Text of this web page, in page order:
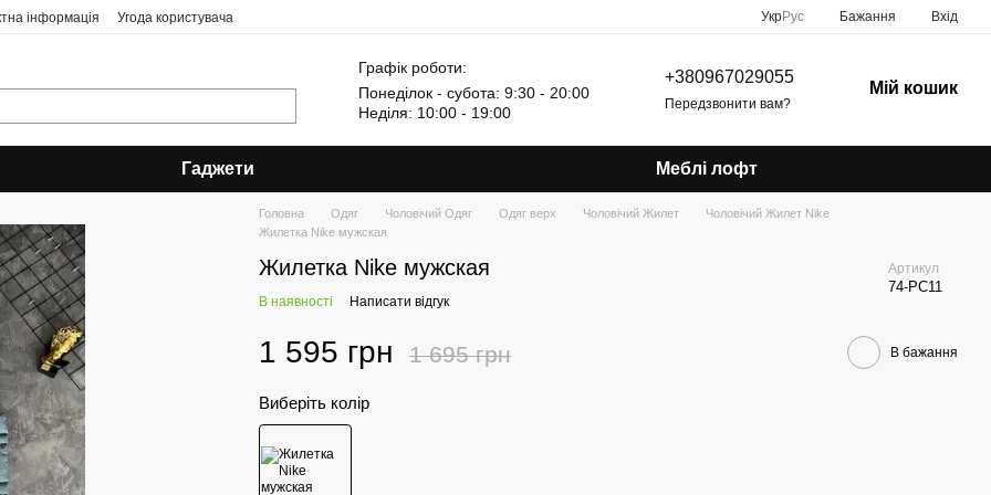
інформація Угода користувача УкрРус Бажання Вхід
Графік роботи:
Понеділок - субота: 9:30 - 20:00
Неділя: 10:00 - 19:00
+380967029055
Передзвонити вам?
Мій кошик
Гаджети Меблі лофт
Головна Одяг Чоловічий Одяг Одяг верх Чоловічий Жилет
Чоловічий Жилет Nike
Жилетка Nike мужская
Жилетка Nike мужская Артикул
74-PC11
В наявності Написати відгук
1 595 грн 1 695 грн В бажання
Виберіть колір